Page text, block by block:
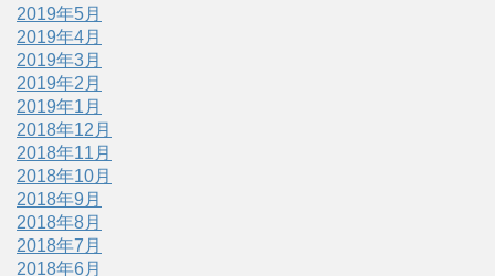
2019年5月
2019年4月
2019年3月
2019年2月
2019年1月
2018年12月
2018年11月
2018年10月
2018年9月
2018年8月
2018年7月
2018年6月